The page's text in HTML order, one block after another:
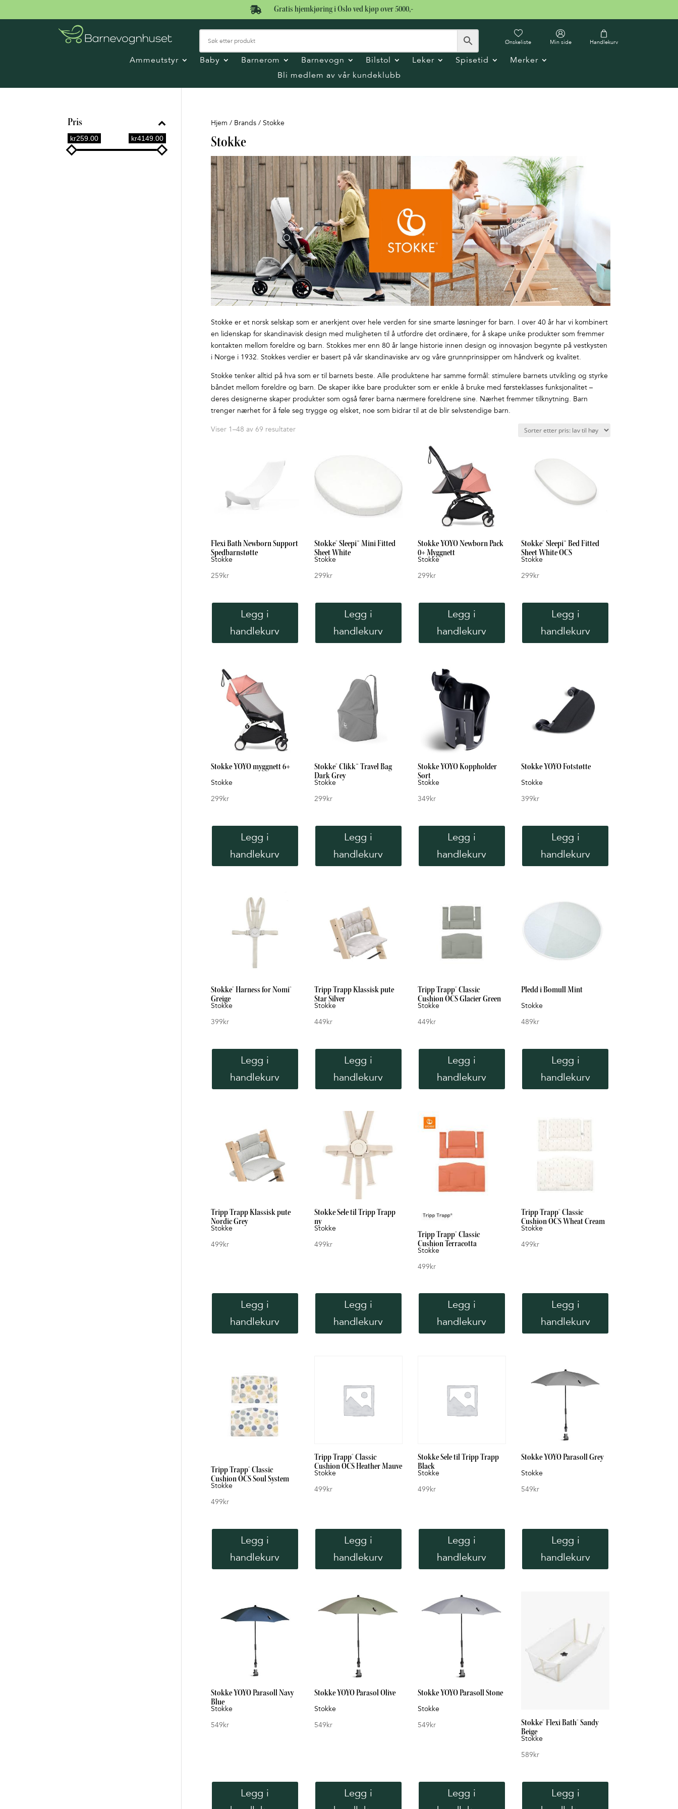
 Gratis hjemkjøring i Oslo ved kjøp over 5000,-
Ønskeliste Min side Handlekurv
Ammeutstyr Baby Barnerom Barnevogn Bilstol Leker Spisetid
Merker
Bli medlem av vår kundeklubb
Hjem / Brands / Stokke
Stokke
Stokke er et norsk selskap som er anerkjent over hele verden for sine smarte løsninger for barn. I over 40 år har vi kombinert
en lidenskap for skandinavisk design med muligheten til å utfordre det ordinære, for å skape unike produkter som fremmer
kontakten mellom foreldre og barn. Stokkes mer enn 80 år lange historie innen design og innovasjon begynte på vestkysten
i Norge i 1932. Stokkes verdier er basert på vår skandinaviske arv og våre grunnprinsipper om håndverk og kvalitet.
Stokke tenker alltid på hva som er til barnets beste. Alle produktene har samme formål: stimulere barnets utvikling og styrke
båndet mellom foreldre og barn. De skaper ikke bare produkter som er enkle å bruke med førsteklasses funksjonalitet –
deres designerne skaper produkter som også fører barna nærmere foreldrene sine. Nærhet fremmer tilknytning. Barn
trenger nærhet for å føle seg trygge og elsket, noe som bidrar til at de blir selvstendige barn.
Viser 1–48 av 69 resultaterSortert
Flexi Bath Newborn Support
Spedbarnstøtte
Stokke
259kr
Legg i
handlekurv
Stokke® Sleepi™ Mini Fitted
Sheet White
Stokke
299kr
Legg i
handlekurv
Stokke YOYO Newborn Pack
0+ Myggnett
Stokke
299kr
Legg i
handlekurv
Stokke® Sleepi™ Bed Fitted
Sheet White OCS
Stokke
299kr
Legg i
handlekurv
Stokke YOYO myggnett 6+
Stokke
299kr
Legg i
handlekurv
Stokke® Clikk™ Travel Bag
Dark Grey
Stokke
299kr
Legg i
handlekurv
Stokke YOYO Koppholder
Sort
Stokke
349kr
Legg i
handlekurv
Stokke YOYO Fotstøtte
Stokke
399kr
Legg i
handlekurv
Stokke® Harness for Nomi®
Greige
Stokke
399kr
Legg i
handlekurv
Tripp Trapp Klassisk pute
Star Silver
Stokke
449kr
Legg i
handlekurv
Tripp Trapp® Classic
Cushion OCS Glacier Green
Stokke
449kr
Legg i
handlekurv
Pledd i Bomull Mint
Stokke
489kr
Legg i
handlekurv
Tripp Trapp Klassisk pute
Nordic Grey
Stokke
499kr
Legg i
handlekurv
Stokke Sele til Tripp Trapp
ny
Stokke
499kr
Legg i
handlekurv
Tripp Trapp® Classic
Cushion Terracotta
Stokke
499kr
Legg i
handlekurv
Tripp Trapp® Classic
Cushion OCS Wheat Cream
Stokke
499kr
Legg i
handlekurv
Tripp Trapp® Classic
Cushion OCS Soul System
Stokke
499kr
Legg i
handlekurv
Tripp Trapp® Classic
Cushion OCS Heather Mauve
Stokke
499kr
Legg i
handlekurv
Stokke Sele til Tripp Trapp
Black
Stokke
499kr
Legg i
handlekurv
Stokke YOYO Parasoll Grey
Stokke
549kr
Legg i
handlekurv
Stokke YOYO Parasoll Navy
Blue
Stokke
549kr
Legg i
Stokke YOYO Parasol Olive
Stokke
549kr
Legg i
Stokke YOYO Parasoll Stone
Stokke
549kr
Legg i
Stokke® Flexi Bath® Sandy
Beige
Stokke
589kr
Legg i
Pris
kr259.00 kr4149.00